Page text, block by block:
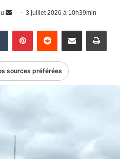
Envoyer
courriel
3 juillet 2026 à 10h39min
Tumblr PinterestReddit Partager par email
sources préférées